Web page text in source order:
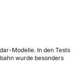
Modelle. In den Tests
wurde besonders